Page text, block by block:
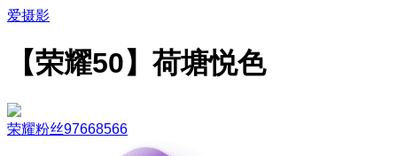
爱摄影
【荣耀50】荷塘悦色
荣耀粉丝97668566